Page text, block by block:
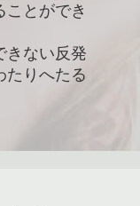
ことができ
きない反発
たりへたる